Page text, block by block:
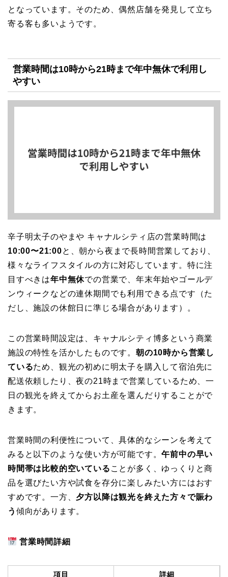
となっています。そのため、偶然店舗を発見して立ち
寄る客も多いようです。
営業時間は10時から21時まで年中無休で利用し
やすい
辛子明太子のやまや キャナルシティ店の営業時間は
10:00〜21:00と、朝から夜まで長時間営業しており、
様々なライフスタイルの方に対応しています。特に注
目すべきは年中無休での営業で、年末年始やゴールデ
ンウィークなどの連休期間でも利用できる点です（た
だし、施設の休館日に準じる場合があります）。
この営業時間設定は、キャナルシティ博多という商業
施設の特性を活かしたものです。 朝の10時から営業し
ているため、観光の初めに明太子を購入して宿泊先に
配送依頼したり、夜の21時まで営業しているため、一
日の観光を終えてからお土産を選んだりすることがで
きます。
営業時間の利便性について、具体的なシーンを考えて
みると以下のような使い方が可能です。午前中の早い
時間帯は比較的空いている ことが多く、ゆっくりと商
品を選びたい方や試食を存分に楽しみたい方にはおす
すめです。一方、 夕方以降は観光を終えた方々で賑わ
う 傾向があります。
営業時間詳細
項目 詳細